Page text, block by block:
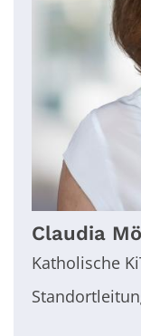
Claudia
Katholische